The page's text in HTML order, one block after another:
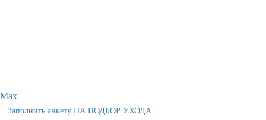
Max
Заполнить анкету НА ПОДБОР УХОДА